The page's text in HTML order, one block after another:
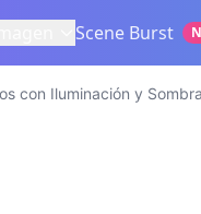
Scene Burst
con Iluminación y